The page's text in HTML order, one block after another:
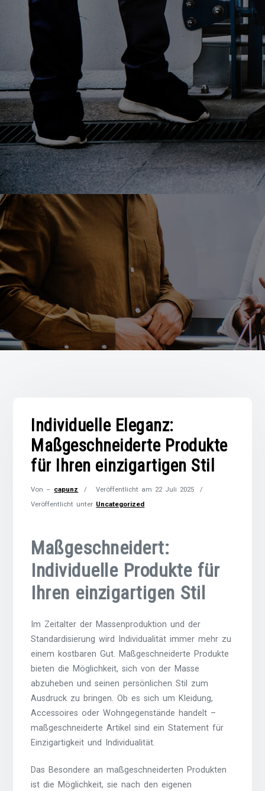
Individuelle Eleganz:
Maßgeschneiderte Produkte
für Ihren einzigartigen Stil
Von – capunz Veröffentlicht am 22 Juli 2025
Veröffentlicht unter Uncategorized
Maßgeschneidert:
Individuelle Produkte für
Ihren einzigartigen Stil
Im Zeitalter der Massenproduktion und der
Standardisierung wird Individualität immer mehr zu
einem kostbaren Gut. Maßgeschneiderte Produkte
bieten die Möglichkeit, sich von der Masse
abzuheben und seinen persönlichen Stil zum
Ausdruck zu bringen. Ob es sich um Kleidung,
Accessoires oder Wohngegenstände handelt –
maßgeschneiderte Artikel sind ein Statement für
Einzigartigkeit und Individualität.
Das Besondere an maßgeschneiderten Produkten
ist die Möglichkeit, sie nach den eigenen